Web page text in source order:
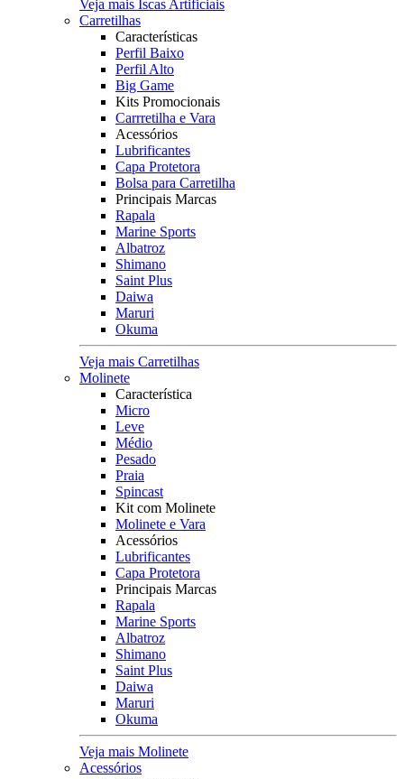
Veja mais Iscas Artificiais
Carretilhas
Características
Perfil Baixo
Perfil Alto
Big Game
Kits Promocionais
Carrretilha e Vara
Acessórios
Lubrificantes
Capa Protetora
Bolsa para Carretilha
Principais Marcas
Rapala
Marine Sports
Albatroz
Shimano
Saint Plus
Daiwa
Maruri
Okuma
Veja mais Carretilhas
Molinete
Característica
Micro
Leve
Médio
Pesado
Praia
Spincast
Kit com Molinete
Molinete e Vara
Acessórios
Lubrificantes
Capa Protetora
Principais Marcas
Rapala
Marine Sports
Albatroz
Shimano
Saint Plus
Daiwa
Maruri
Okuma
Veja mais Molinete
Acessórios